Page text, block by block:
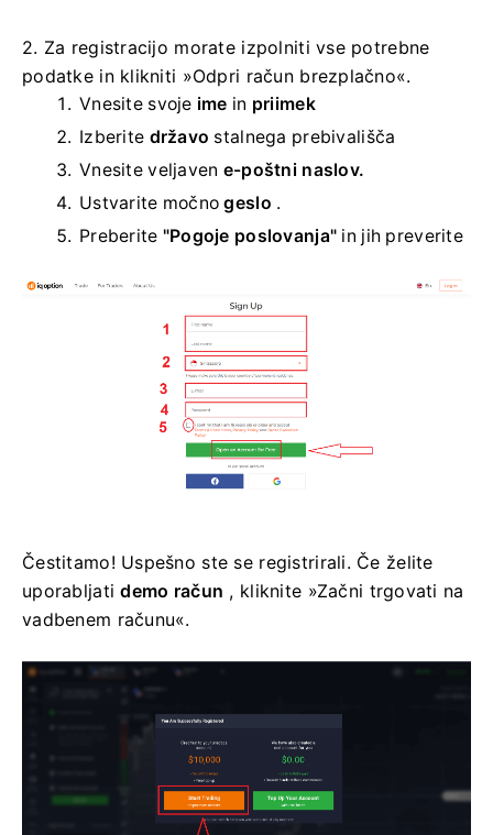
2. Za registracijo morate izpolniti vse potrebne
podatke in klikniti »Odpri račun brezplačno«.
Vnesite svoje ime in priimek
Izberite državo stalnega prebivališča
Vnesite veljaven e-poštni naslov.
Ustvarite močnogeslo .
Preberite "Pogoje poslovanja" in jih preverite
Čestitamo! Uspešno ste se registrirali. Če želite
uporabljatidemo račun , kliknite »Začni trgovati na
vadbenem računu«.